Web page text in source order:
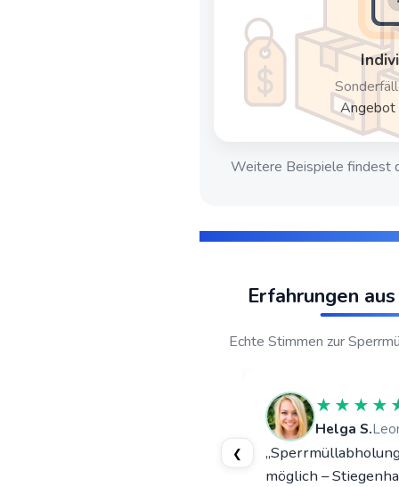
Angebot
Weitere Beispiele findest
Erfahrungen
Echte Stimmen zur
❮
Helga S.
möglich –